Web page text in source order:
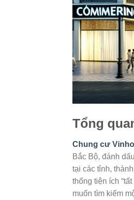
Tổng
Chung cư
Bắc Bộ, đánh
tại các tỉnh,
thống tiện ích “tất
muốn tìm kiếm